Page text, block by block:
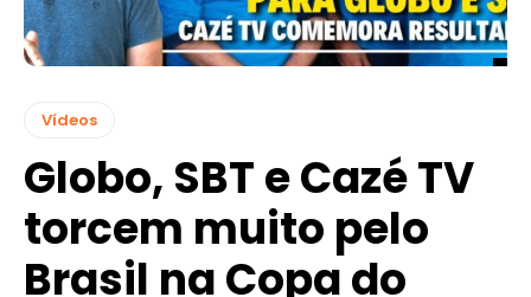
Vídeos
Globo, SBT e Cazé TV
torcem muito pelo
Brasil na Copa do